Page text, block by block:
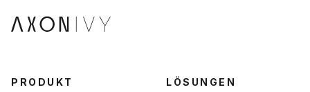
PRODUKT LÖSUNGEN